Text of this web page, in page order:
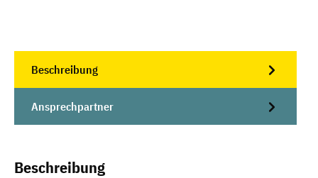
Beschreibung
Ansprechpartner
Beschreibung